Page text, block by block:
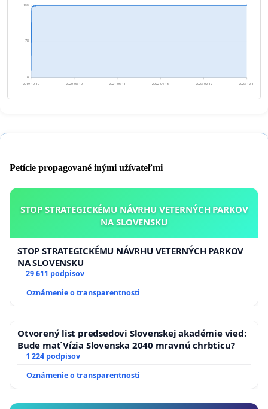
0
78
155
2019-10-10 2020-08-10 2021-06-11 2022-04-13 2023-02-12 2023-12-14
Petície propagované inými užívateľmi
STOP STRATEGICKÉMU NÁVRHU VETERNÝCH PARKOV
NA SLOVENSKU
STOP STRATEGICKÉMU NÁVRHU VETERNÝCH PARKOV
NA SLOVENSKU
29 611 podpisov
Oznámenie o transparentnosti
Otvorený list predsedovi Slovenskej akadémie vied:
Bude mať Vízia Slovenska 2040 mravnú chrbticu?
1 224 podpisov
Oznámenie o transparentnosti